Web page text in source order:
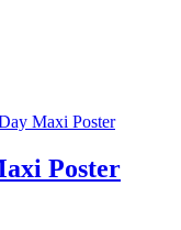
Poster